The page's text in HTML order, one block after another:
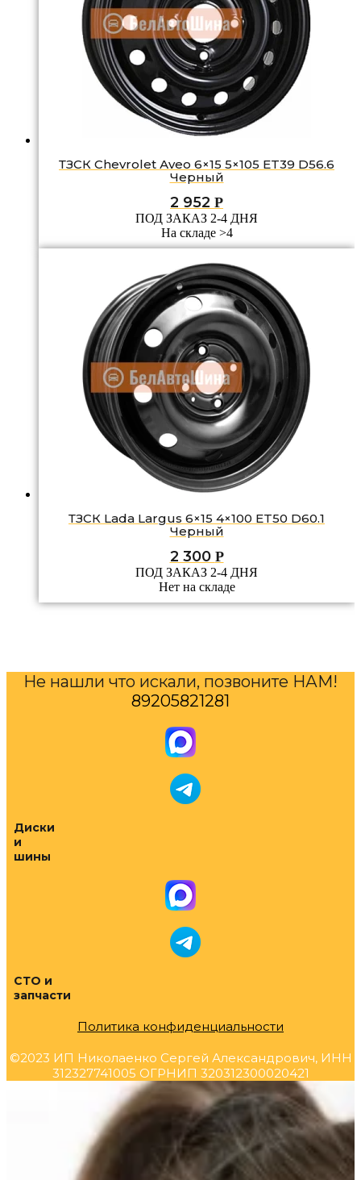
ТЗСК Chevrolet Аvео 6×15 5×105 ET39 D56.6
Черный
2 952 Р
ПОД ЗАКАЗ 2-4 ДНЯ
На складе >4
ТЗСК Lada Largus 6×15 4×100 ET50 D60.1
Черный
2 300 Р
ПОД ЗАКАЗ 2-4 ДНЯ
Нет на складе
Не нашли что искали, позвоните НАМ!
89205821281
Диски
и
шины
СТО и
запчасти
Политика конфиденциальности
©2023 ИП Николаенко Сергей Александрович, ИНН
312327741005 ОГРНИП 320312300020421